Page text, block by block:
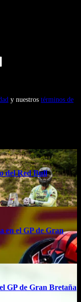
y nuestros términos de
del Red Bull
en el GP de Gran
GP de Gran Bretaña